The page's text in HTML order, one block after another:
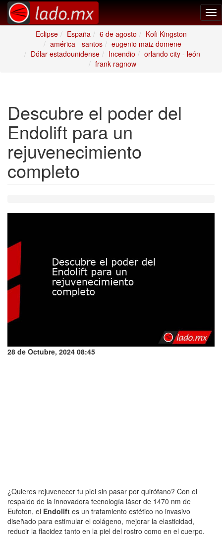
Eclipse
España 6 de agosto
Kofi Kingston
américa - santos
eugenio maiz domene
Dólar estadounidense
Incendio
orlando city - león
frank ragnow
Descubre el poder del
Endolift para un
rejuvenecimiento
completo
28 de Octubre, 2024 08:45
¿Quieres rejuvenecer tu piel sin pasar por quirófano? Con el
respaldo de la innovadora tecnología láser de 1470 nm de
Eufoton, el Endolift es un tratamiento estético no invasivo
diseñado para estimular el colágeno, mejorar la elasticidad,
reducir la flacidez tanto en la piel del rostro como en el cuerpo.